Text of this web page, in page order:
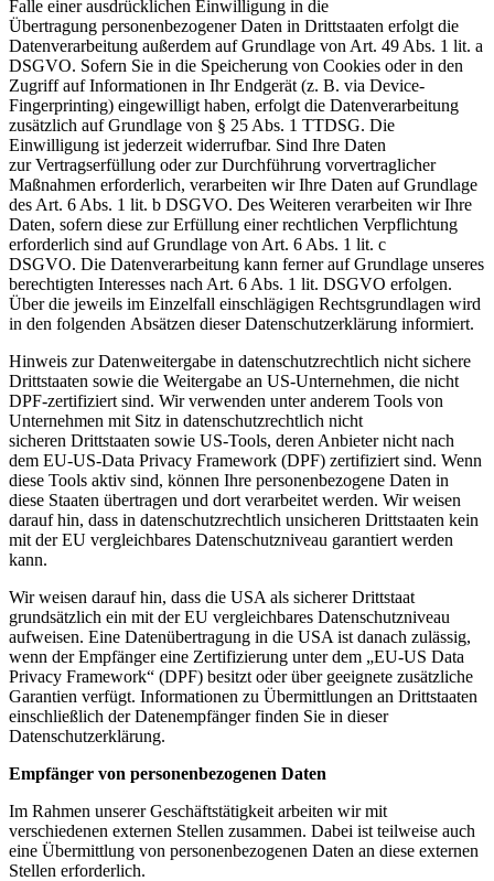
Falle einer ausdrücklichen Einwilligung in die
Übertragung personenbezogener Daten in Drittstaaten erfolgt die
Datenverarbeitung außerdem auf Grundlage von Art. 49 Abs. 1 lit. a
DSGVO. Sofern Sie in die Speicherung von Cookies oder in den
Zugriff auf Informationen in Ihr Endgerät (z. B. via Device-
Fingerprinting) eingewilligt haben, erfolgt die Datenverarbeitung
zusätzlich auf Grundlage von § 25 Abs. 1 TTDSG. Die
Einwilligung ist jederzeit widerrufbar. Sind Ihre Daten
zur Vertragserfüllung oder zur Durchführung vorvertraglicher
Maßnahmen erforderlich, verarbeiten wir Ihre Daten auf Grundlage
des Art. 6 Abs. 1 lit. b DSGVO. Des Weiteren verarbeiten wir Ihre
Daten, sofern diese zur Erfüllung einer rechtlichen Verpflichtung
erforderlich sind auf Grundlage von Art. 6 Abs. 1 lit. c
DSGVO. Die Datenverarbeitung kann ferner auf Grundlage unseres
berechtigten Interesses nach Art. 6 Abs. 1 lit. DSGVO erfolgen.
Über die jeweils im Einzelfall einschlägigen Rechtsgrundlagen wird
in den folgenden Absätzen dieser Datenschutzerklärung informiert.
Hinweis zur Datenweitergabe in datenschutzrechtlich nicht sichere
Drittstaaten sowie die Weitergabe an US-Unternehmen, die nicht
DPF-zertifiziert sind. Wir verwenden unter anderem Tools von
Unternehmen mit Sitz in datenschutzrechtlich nicht
sicheren Drittstaaten sowie US-Tools, deren Anbieter nicht nach
dem EU-US-Data Privacy Framework (DPF) zertifiziert sind. Wenn
diese Tools aktiv sind, können Ihre personenbezogene Daten in
diese Staaten übertragen und dort verarbeitet werden. Wir weisen
darauf hin, dass in datenschutzrechtlich unsicheren Drittstaaten kein
mit der EU vergleichbares Datenschutzniveau garantiert werden
kann.
Wir weisen darauf hin, dass die USA als sicherer Drittstaat
grundsätzlich ein mit der EU vergleichbares Datenschutzniveau
aufweisen. Eine Datenübertragung in die USA ist danach zulässig,
wenn der Empfänger eine Zertifizierung unter dem „EU-US Data
Privacy Framework“ (DPF) besitzt oder über geeignete zusätzliche
Garantien verfügt. Informationen zu Übermittlungen an Drittstaaten
einschließlich der Datenempfänger finden Sie in dieser
Datenschutzerklärung.
Empfänger von personenbezogenen Daten
Im Rahmen unserer Geschäftstätigkeit arbeiten wir mit
verschiedenen externen Stellen zusammen. Dabei ist teilweise auch
eine Übermittlung von personenbezogenen Daten an diese externen
Stellen erforderlich.